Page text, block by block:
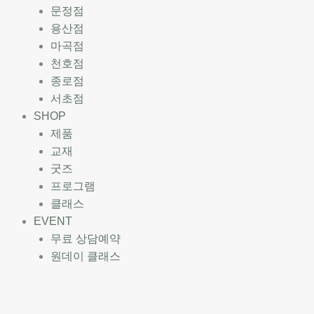
문정점
용산점
마곡점
천호점
종로점
서초점
SHOP
제품
교재
굿즈
프로그램
클래스
EVENT
무료 상담예약
원데이 클래스